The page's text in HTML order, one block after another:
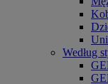
Według